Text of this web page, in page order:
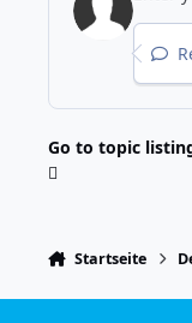
Go to topic
Startseite